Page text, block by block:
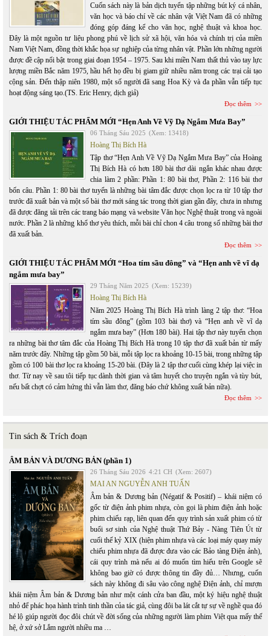
Cuốn sách này là bản dịch tuyển tập những bút ký cá nhân,
văn học và báo chí về các nhân vật Việt Nam đã có những
đóng góp đáng kể cho văn học, nghệ thuật và khoa học.
Đây là một nguồn tư liệu phong phú về lịch sử xã hội, văn hóa và chính trị của miền
Nam Việt Nam, đồng thời khắc họa sự nghiệp của từng nhân vật. Phần lớn những người
được đề cập nổi bật trong giai đoạn 1954 – 1975. Sau khi miền Nam thất thủ vào tay lực
lượng miền Bắc năm 1975, hầu hết họ đều bị giam giữ nhiều năm trong các trại cải tạo
cộng sản. Đến thập niên 1980, một số người đã sang Hoa Kỳ và đa phần vẫn tiếp tục
hoạt động sáng tạo.(TS. Eric Henry, dịch giả)
Đọc thêm
GIỚI THIỆU TÁC PHẨM MỚI “Hẹn Anh Về Vỹ Dạ Ngắm Mưa Bay”
06 Tháng Sáu 2025 (Xem: 13418)
Hoàng Thị Bích Hà
Tập thơ “Hẹn Anh Về Vỹ Dạ Ngắm Mưa Bay” của Hoàng
Thị Bích Hà có hơn 180 bài thơ dài ngắn khác nhau được
chia làm 2 phần: Phần 1: 80 bài thơ, Phần 2: 116 bài thơ
bốn câu. Phần 1: 80 bài thơ tuyển là những bài tâm đắc được chọn lọc ra từ 10 tập thơ
trước đã xuất bản và một số bài thơ mới sáng tác trong thời gian gần đây, chưa in nhưng
đã được đăng tải trên các trang báo mạng và website Văn học Nghệ thuật trong và ngoài
nước. Phần 2 là những khổ thơ yêu thích, mỗi bài chỉ chon 4 câu trong số những bài thơ
đã xuất bản.
Đọc thêm
GIỚI THIỆU TÁC PHẨM MỚI “Hoa tím sầu đông” và “Hẹn anh về vĩ dạ
ngắm mưa bay”
29 Tháng Năm 2025 (Xem: 15239)
Hoàng Thị Bích Hà
Năm 2025 Hoàng Thị Bích Hà trình làng 2 tập thơ: “Hoa
tím sầu đông” (gồm 103 bài thơ) và “Hẹn anh về vĩ dạ
ngắm mưa bay” (Hơn 180 bài). Hai tập thơ này tuyển chọn
ra những bài thơ tâm đắc của Hoàng Thị Bích Hà trong 10 tập thơ đã xuất bản từ mấy
năm trước đây. Những tập gồm 50 bài, mỗi tập lọc ra khoảng 10-15 bài, trong những tập
gồm có 100 bài thơ lọc ra khoảng 15-20 bài. (Đây là 2 tập thơ cuối cùng khép lại việc in
thơ. Từ nay về sau tôi tiếp tục dành thời gian và tâm huyết cho truyện ngắn và tùy bút,
nếu bất chợt có cảm hứng thì vẫn làm thơ, đăng báo chứ không xuất bản nữa).
Đọc thêm
Tin sách & Trích đoạn
ÂM BẢN VÀ DƯƠNG BẢN (phần 1)
26 Tháng Sáu 2026 4:21 CH (Xem: 2607)
MAI AN NGUYỄN ANH TUẤN
Âm bản & Dương bản (Négatif & Positif) – khái niệm có
gốc từ điện ảnh phim nhựa, còn gọi là phim điện ảnh hoặc
phim chiếu rạp, liên quan đến quy trình sản xuất phim có từ
buổi sơ sinh của Nghệ thuật Thứ Bảy - Nàng Tiên Út từ
cuối thế kỷ XIX (hiện phim nhựa và các loại máy quay máy
chiếu phim nhựa đã được đưa vào các Bảo tàng Điện ảnh),
cái quy trình mà nếu ai đó muốn tìm hiểu trên Google sẽ
không bao giờ có được thông tin đầy đủ… Nhưng, cuốn
sách này không đi sâu vào công nghệ Điện ảnh, chỉ mượn
khái niệm Âm bản & Dương bản như một cánh cửa ban đầu, một ký hiệu nghệ thuật
nhỏ để phác họa hành trình tinh thần của tác giả, cùng đôi ba lát cắt tự sự về nghề qua đó
hé lộ giúp người đọc đôi chút về đời sống của những người làm phim Việt qua mấy thế
hệ, ở xứ sở Lắm người nhiều ma …